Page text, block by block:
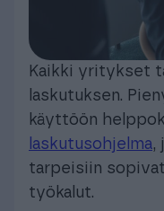
Kaikki yritykset
laskutuksen.
käyttöön
laskutusohjelma,
tarpeisiin
työkalut.